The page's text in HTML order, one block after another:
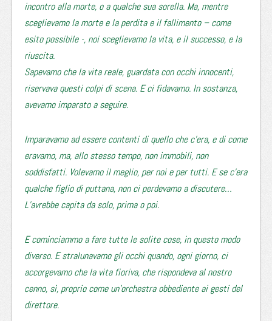
incontro alla morte, o a qualche sua sorella. Ma, mentre
sceglievamo la morte e la perdita e il fallimento – come
esito possibile -, noi sceglievamo la vita, e il successo, e la
riuscita.
Sapevamo che la vita reale, guardata con occhi innocenti,
riservava questi colpi di scena. E ci fidavamo. In sostanza,
avevamo imparato a seguire.
Imparavamo ad essere contenti di quello che c’era, e di come
eravamo, ma, allo stesso tempo, non immobili, non
soddisfatti. Volevamo il meglio, per noi e per tutti. E se c’era
qualche figlio di puttana, non ci perdevamo a discutere…
L’avrebbe capita da solo, prima o poi.
E cominciammo a fare tutte le solite cose, in questo modo
diverso. E stralunavamo gli occhi quando, ogni giorno, ci
accorgevamo che la vita fioriva, che rispondeva al nostro
cenno, sì, proprio come un’orchestra obbediente ai gesti del
direttore.